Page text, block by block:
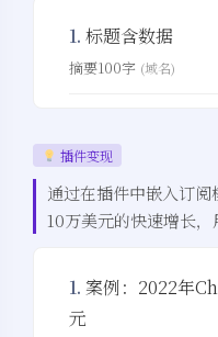
1. 标题含数据
摘要100字 (域名)
插件变现
通过在插件中嵌入订
10万美元的快速增长，
1. 案例：2022年
元